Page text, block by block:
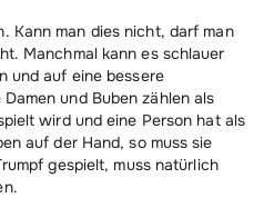
Kann man dies nicht, darf man
Manchmal kann es schlauer
und auf eine bessere
und Buben zählen als
wird und eine Person hat als
auf der Hand, so muss sie
gespielt, muss natürlich